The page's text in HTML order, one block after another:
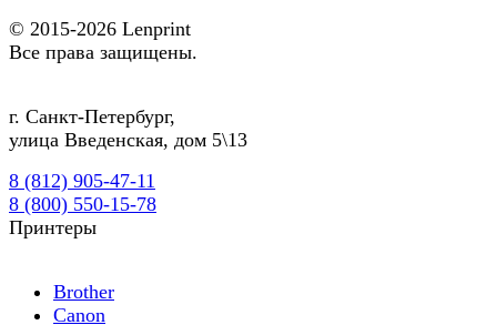
© 2015-2026 Lenprint
Все права защищены.
г. Санкт-Петербург,
улица Введенская, дом 5\13
8 (812) 905-47-11
8 (800) 550-15-78
Принтеры
Brother
Canon